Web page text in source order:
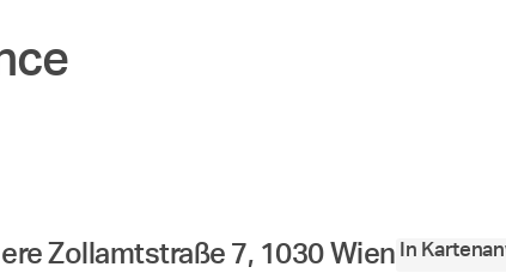
Zollamtstraße 7, 1030 Wien In